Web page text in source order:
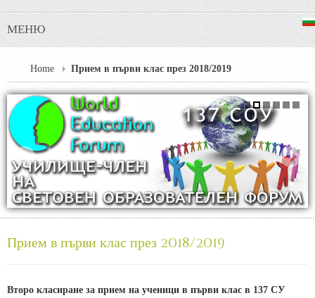
МЕНЮ
Home Прием в първи клас през 2018/2019
Прием в първи клас през 2018/2019
Второ класиране за прием на ученици в първи клас в 137 СУ